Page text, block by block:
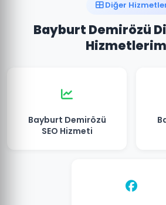
Diğer
Bayburt Demirözü
Bayburt Demirözü
SEO Hizmeti